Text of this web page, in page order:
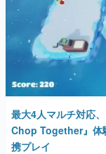
最大4人マルチ対応
Chop Together』体
携プレイ